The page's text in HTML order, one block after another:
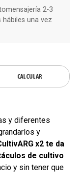
2-3
hábiles una vez
CALCULAR
y diferentes
y
x2 te da
de cultivo
y sin tener que